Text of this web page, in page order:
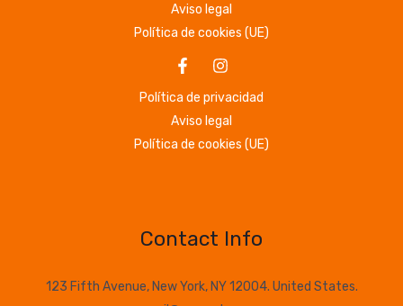
Aviso legal
Política de cookies (UE)
Política de privacidad
Aviso legal
Política de cookies (UE)
Contact Info
123 Fifth Avenue, New York, NY 12004. United States.